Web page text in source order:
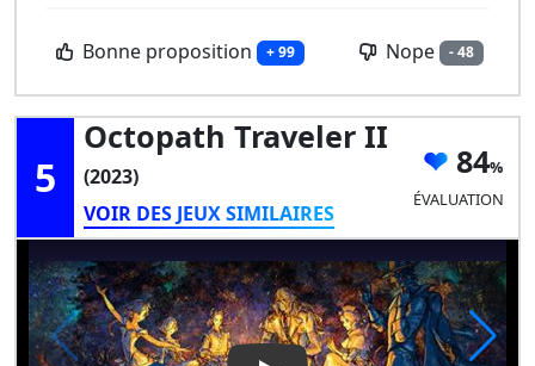
Bonne proposition + 99 Nope - 48
5
Octopath Traveler II
(2023)
VOIR DES JEUX SIMILAIRES
84
ÉVALUATION